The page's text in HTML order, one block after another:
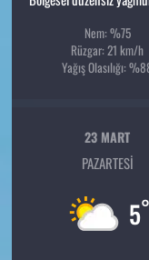
Nem: %75
Rüzgar: 21 km/h
Yağış Olasılığı:
23 MART
PAZARTESI
5°